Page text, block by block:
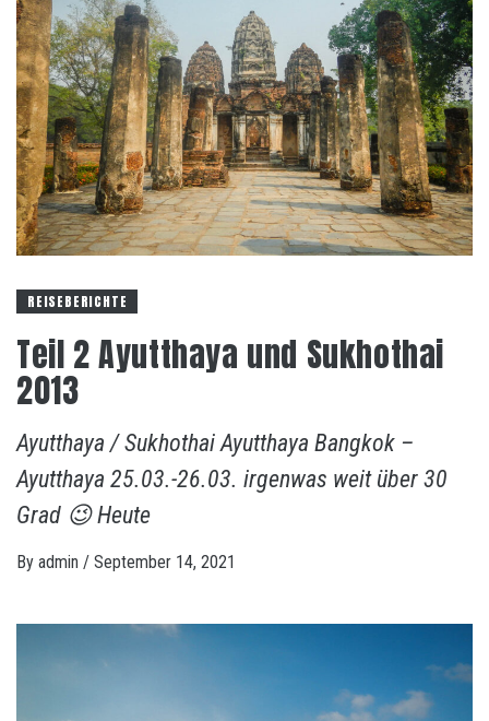
REISEBERICHTE
Teil 2 Ayutthaya und Sukhothai
2013
Ayutthaya / Sukhothai Ayutthaya Bangkok –
Ayutthaya 25.03.-26.03. irgenwas weit über 30
Grad 😉 Heute
By admin / September 14, 2021